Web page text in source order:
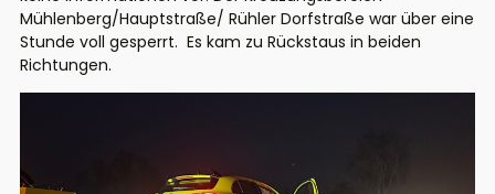
Mühlenberg/Hauptstraße/ Rühler Dorfstraße war über eine
Stunde voll gesperrt. Es kam zu Rückstaus in beiden
Richtungen.